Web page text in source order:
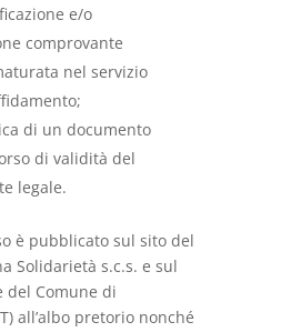
e/o
comprovante
nel servizio
di un documento
di validità del
legale.
è pubblicato sul sito del
Solidarietà s.c.s. e sul
del Comune di
all’albo pretorio nonché